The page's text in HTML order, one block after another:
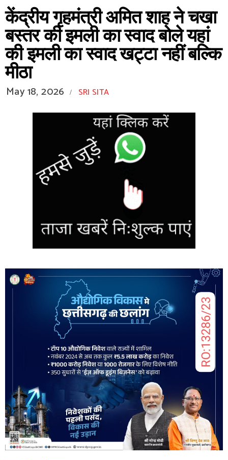
केंद्रीय गृहमंत्री अमित शाह ने चखा
बस्तर की इमली का स्वाद बोले यहां
की इमली का स्वाद खट्टा नहीं बल्कि
मीठा
May 18, 2026 / SRI SITA